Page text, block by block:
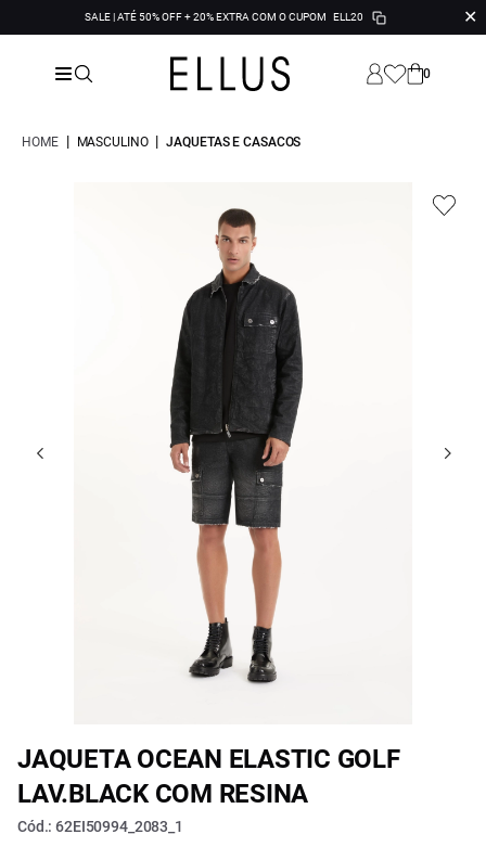
SALE | ATÉ 50% OFF + 20% EXTRA COM O CUPOM ELL20 ✕
0
HOME | MASCULINO | JAQUETAS E CASACOS
JAQUETA OCEAN ELASTIC GOLF
LAV.BLACK COM RESINA
Cód.: 62EI50994_2083_1